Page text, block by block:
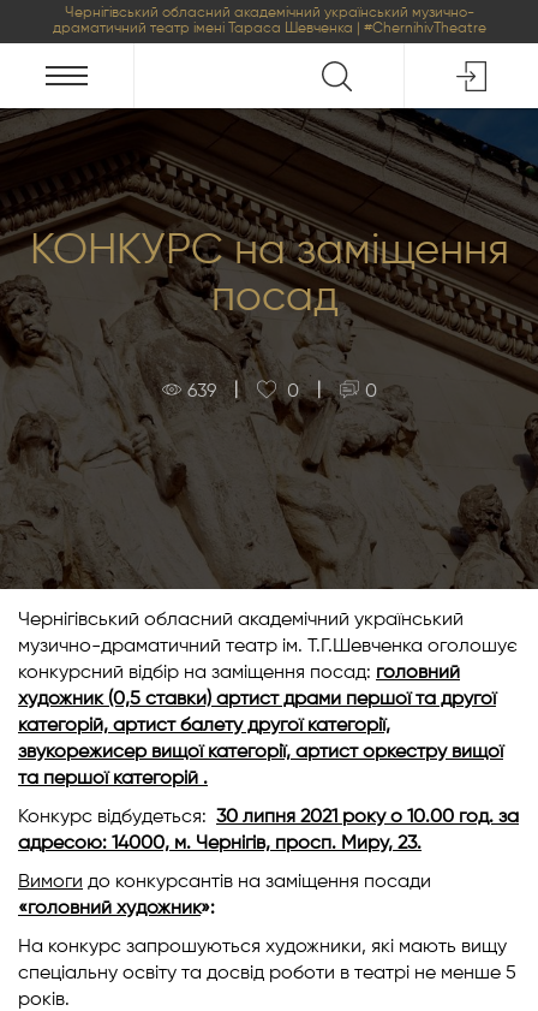
Чернігівський обласний академічний український музично-
драматичний театр імені Тараса Шевченка | #ChernihivTheatre
КОНКУРС на заміщення
посад
639 | 0 | 0
Чернігівський обласний академічний український
музично-драматичний театр ім. Т.Г.Шевченка оголошує
конкурсний відбір на заміщення посад: головний
художник (0,5 ставки) артист драми першої та другої
категорій, артист балету другої категорії,
звукорежисер вищої категорії, артист оркестру вищої
та першої категорій .
Конкурс відбудеться: 30 липня 2021 року о 10.00 год. за
адресою: 14000, м. Чернігів, просп. Миру, 23.
Вимоги до конкурсантів на заміщення посади
«головний художник»:
На конкурс запрошуються художники, які мають вищу
спеціальну освіту та досвід роботи в театрі не менше 5
років.